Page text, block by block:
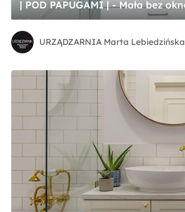
URZĄDZARNIA Marta Lebiedzińska